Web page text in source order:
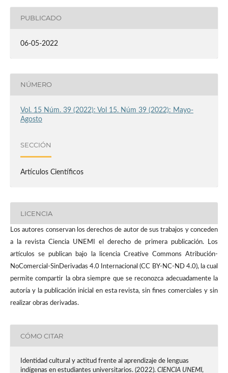
PUBLICADO
06-05-2022
NÚMERO
Vol. 15 Núm. 39 (2022): Vol 15. Núm 39 (2022): Mayo-
Agosto
SECCIÓN
Artículos Científicos
LICENCIA
Los autores conservan los derechos de autor de sus trabajos y conceden
a la revista Ciencia UNEMI el derecho de primera publicación. Los
artículos se publican bajo la licencia Creative Commons Atribución-
NoComercial-SinDerivadas 4.0 Internacional (CC BY-NC-ND 4.0), la cual
permite compartir la obra siempre que se reconozca adecuadamente la
autoría y la publicación inicial en esta revista, sin fines comerciales y sin
realizar obras derivadas.
CÓMO CITAR
Identidad cultural y actitud frente al aprendizaje de lenguas
indígenas en estudiantes universitarios. (2022). CIENCIA UNEMI,